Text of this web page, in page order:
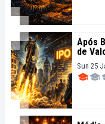
Após
de
Sun 25